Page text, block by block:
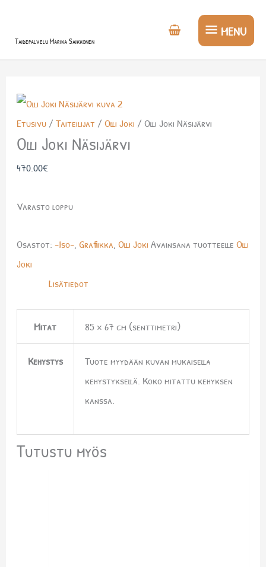
Taidepalvelu Marika Saikkonen
MENU
MENU
Etusivu/ Taiteilijat / Olli Joki / Olli Joki Näsijärvi
Olli Joki Näsijärvi
470.00€
Varasto loppu
Osastot: -Iso-, Grafiikka, Olli Joki Avainsana tuotteelle Olli
Joki
Lisätiedot
Mitat 85 × 67 cm (senttimetri)
Kehystys
Tuote myydään kuvan mukaisella
kehystyksellä. Koko mitattu kehyksen
kanssa.
Tutustu myös